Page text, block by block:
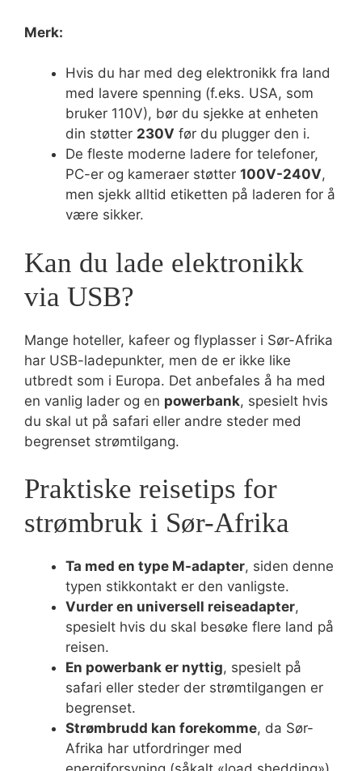
Merk:
Hvis du har med deg elektronikk fra land
med lavere spenning (f.eks. USA, som
bruker 110V), bør du sjekke at enheten
din støtter 230V før du plugger den i.
De fleste moderne ladere for telefoner,
PC-er og kameraer støtter 100V-240V,
men sjekk alltid etiketten på laderen for å
være sikker.
Kan du lade elektronikk
via USB?
Mange hoteller, kafeer og flyplasser i Sør-Afrika
har USB-ladepunkter, men de er ikke like
utbredt som i Europa. Det anbefales å ha med
en vanlig lader og en powerbank, spesielt hvis
du skal ut på safari eller andre steder med
begrenset strømtilgang.
Praktiske reisetips for
strømbruk i Sør-Afrika
Ta med en type M-adapter, siden denne
typen stikkontakt er den vanligste.
Vurder en universell reiseadapter,
spesielt hvis du skal besøke flere land på
reisen.
En powerbank er nyttig, spesielt på
safari eller steder der strømtilgangen er
begrenset.
Strømbrudd kan forekomme, da Sør-
Afrika har utfordringer med